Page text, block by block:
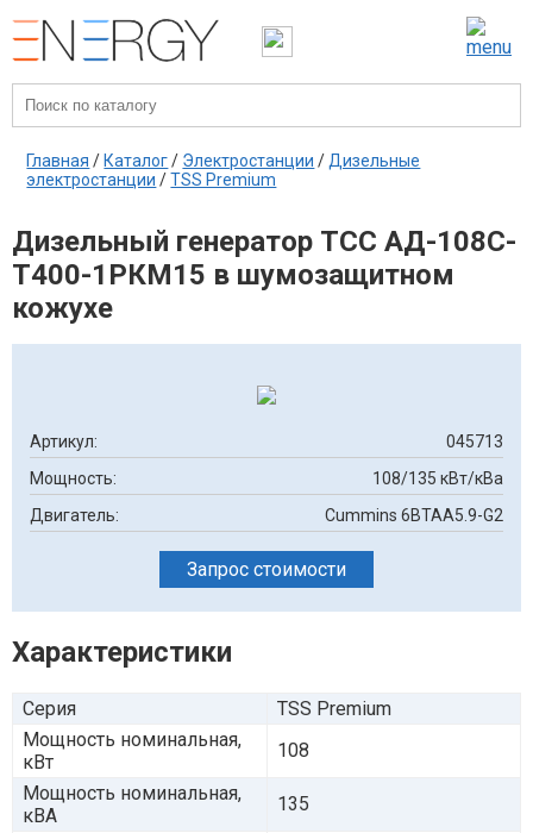
Главная / Каталог/ Электростанции / Дизельные
электростанции /TSS Premium
Дизельный генератор ТСС АД-108C-
Т400-1РКМ15 в шумозащитном
кожухе
Артикул:
045713
Мощность:
108/135 кВт/кВа
Двигатель:
Cummins 6BTAA5.9-G2
Запрос стоимости
Характеристики
Серия
TSS Premium
Мощность номинальная,
кВт
108
Мощность номинальная,
кВА
135